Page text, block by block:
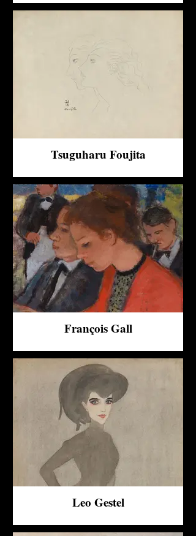
Tsuguharu Foujita
François Gall
Leo Gestel